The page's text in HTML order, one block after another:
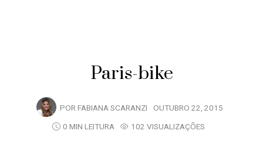
Paris-bike
POR FABIANA SCARANZI OUTUBRO 22, 2015
0 MIN LEITURA
102 VISUALIZAÇÕES